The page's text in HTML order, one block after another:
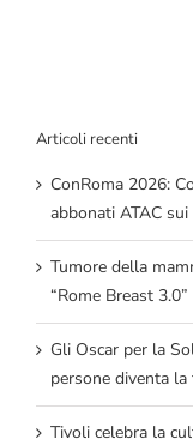
Articoli recenti
ConRoma 2026:
abbonati ATAC
Tumore della
“Rome Breast 3.0”
Gli Oscar per la
persone diventa
Tivoli celebra la